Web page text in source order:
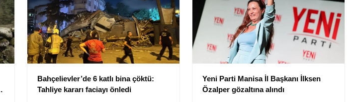
Bahçelievler’de 6 katlı bina çöktü:
Tahliye kararı faciayı önledi
Yeni Parti Manisa İl Başkanı İlksen
Özalper gözaltına alındı